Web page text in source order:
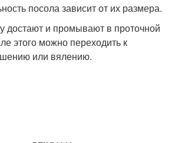
посола зависит от их размера.
достают и промывают в проточной
этого можно переходить к
или вялению.